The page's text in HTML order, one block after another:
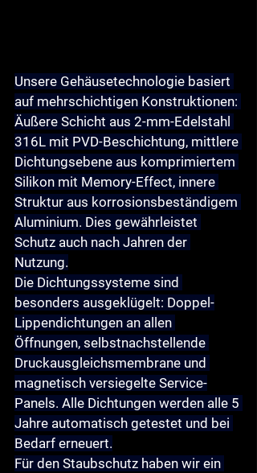
Unsere Gehäusetechnologie basiert
auf mehrschichtigen Konstruktionen:
Äußere Schicht aus 2-mm-Edelstahl
316L mit PVD-Beschichtung, mittlere
Dichtungsebene aus komprimiertem
Silikon mit Memory-Effect, innere
Struktur aus korrosionsbeständigem
Aluminium. Dies gewährleistet
Schutz auch nach Jahren der
Nutzung.
Die Dichtungssysteme sind
besonders ausgeklügelt: Doppel-
Lippendichtungen an allen
Öffnungen, selbstnachstellende
Druckausgleichsmembrane und
magnetisch versiegelte Service-
Panels. Alle Dichtungen werden alle 5
Jahre automatisch getestet und bei
Bedarf erneuert.
Für den Staubschutz haben wir ein